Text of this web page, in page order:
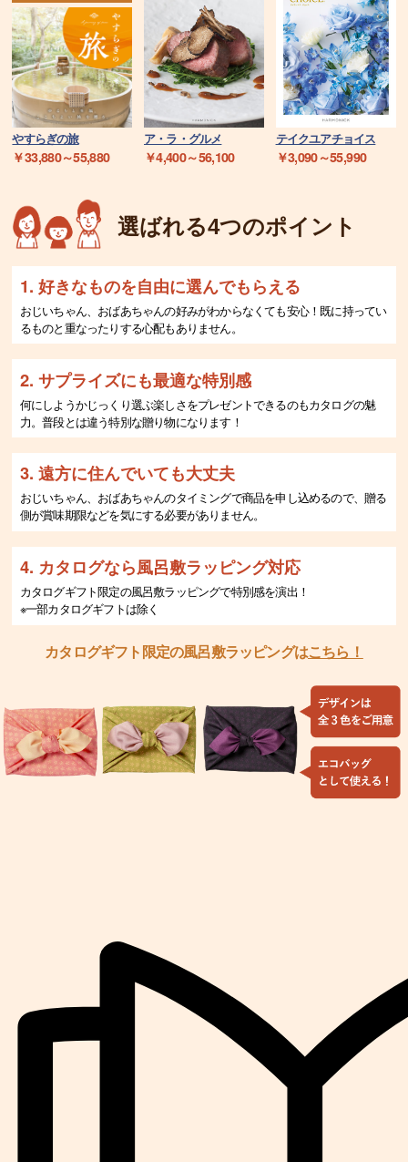
やすらぎの旅
￥33,880～55,880
ア・ラ・グルメ
￥4,400～56,100
テイクユアチョイス
￥3,090～55,990
選ばれる4つのポイント
1. 好きなものを自由に選んでもらえる
おじいちゃん、おばあちゃんの好みがわからなくても安心！既に持ってい
るものと重なったりする心配もありません。
2. サプライズにも最適な特別感
何にしようかじっくり選ぶ楽しさをプレゼントできるのもカタログの魅
力。普段とは違う特別な贈り物になります！
3. 遠方に住んでいても大丈夫
おじいちゃん、おばあちゃんのタイミングで商品を申し込めるので、贈る
側が賞味期限などを気にする必要がありません。
4. カタログなら風呂敷ラッピング対応
カタログギフト限定の風呂敷ラッピングで特別感を演出！
※一部カタログギフトは除く
カタログギフト限定の風呂敷ラッピングはこちら！